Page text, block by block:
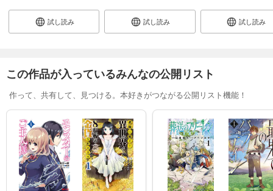
試し読み 試し読み 試し読み
この作品が入っているみんなの公開リスト
作って、共有して、見つける。本好きがつながる公開リスト機能！